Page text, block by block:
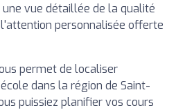
vue détaillée de la qualité
personnalisée offerte
permet de localiser
dans la région de Saint-
puissiez planifier vos cours